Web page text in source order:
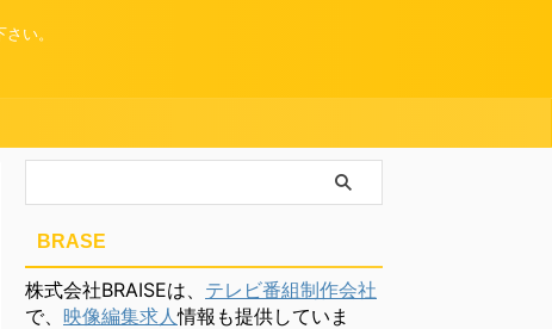
い。
BRASE
株式会社BRAISEは、 テレビ番組制作会社
で、 映像編集求人情報も提供していま